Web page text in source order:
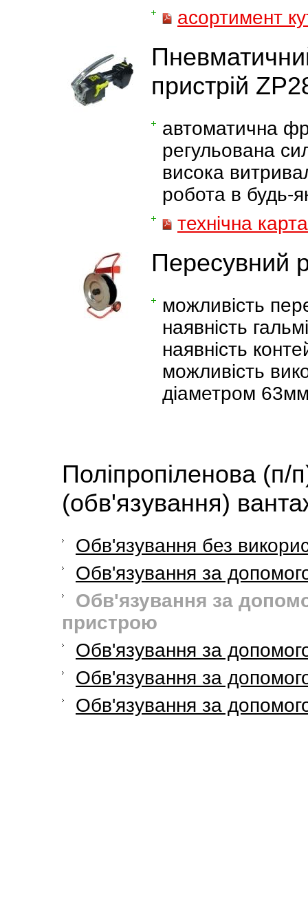
асортимент
пристрій
автоматична
регульована
висока
робота в будь-
технічна карта
Пересувний
можливість
наявність
наявність
можливість
діаметром
Поліпропіленова (п/
(обв'язування)
Обв'язування без
Обв'язування за
Обв'язування за
пристрою
Обв'язування за
Обв'язування за
Обв'язування за